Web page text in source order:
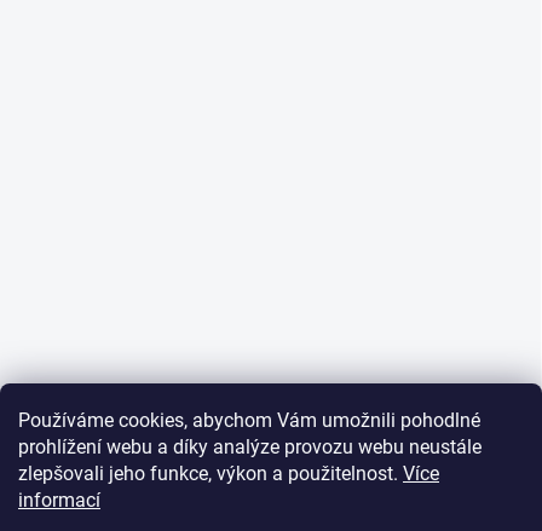
Používáme cookies, abychom Vám umožnili pohodlné
prohlížení webu a díky analýze provozu webu neustále
zlepšovali jeho funkce, výkon a použitelnost. Více
informací